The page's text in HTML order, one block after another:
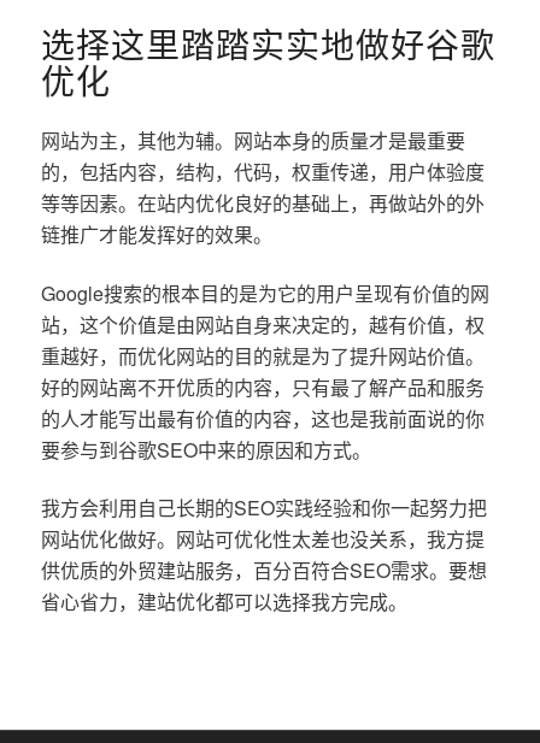
选择这里踏踏实实地做好谷歌
优化
网站为主，其他为辅。网站本身的质量才是最重要
的，包括内容，结构，代码，权重传递，用户体验度
等等因素。在站内优化良好的基础上，再做站外的外
链推广才能发挥好的效果。
Google搜索的根本目的是为它的用户呈现有价值的网
站，这个价值是由网站自身来决定的，越有价值，权
重越好，而优化网站的目的就是为了提升网站价值。
好的网站离不开优质的内容，只有最了解产品和服务
的人才能写出最有价值的内容，这也是我前面说的你
要参与到谷歌SEO中来的原因和方式。
我方会利用自己长期的SEO实践经验和你一起努力把
网站优化做好。网站可优化性太差也没关系，我方提
供优质的外贸建站服务，百分百符合SEO需求。要想
省心省力，建站优化都可以选择我方完成。